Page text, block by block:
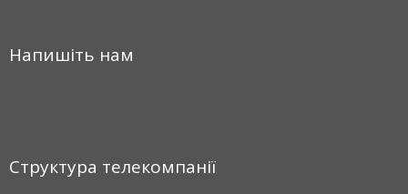
Напишіть нам
Структура телекомпанії